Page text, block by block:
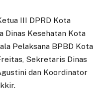
III DPRD Kota
Dinas Kesehatan Kota
Pelaksana BPBD Kota
Sekretaris Dinas
dan Koordinator